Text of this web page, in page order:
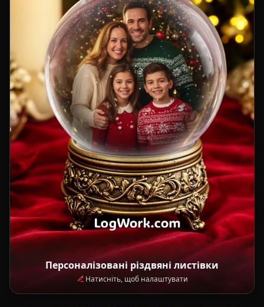
Персоналізовані різдвяні листівки
Натисніть, щоб налаштувати